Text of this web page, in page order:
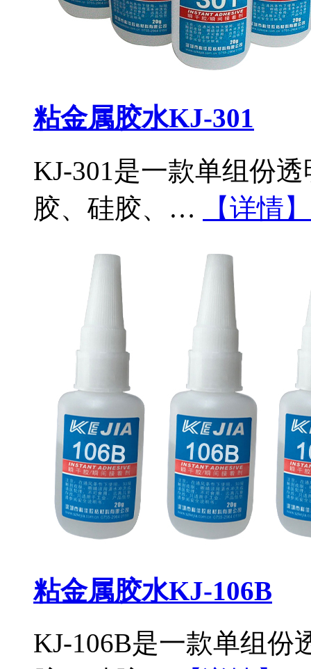
粘金属胶水KJ-301
KJ-301是一款单组份
胶、硅胶、…
【详情】
粘金属胶水KJ-106B
KJ-106B是一款单组份